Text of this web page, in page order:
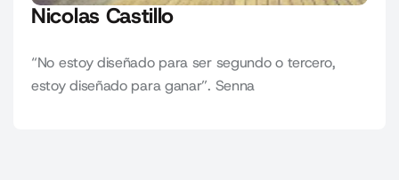
Nicolas Castillo
“No estoy diseñado para ser segundo o tercero,
estoy diseñado para ganar”. Senna